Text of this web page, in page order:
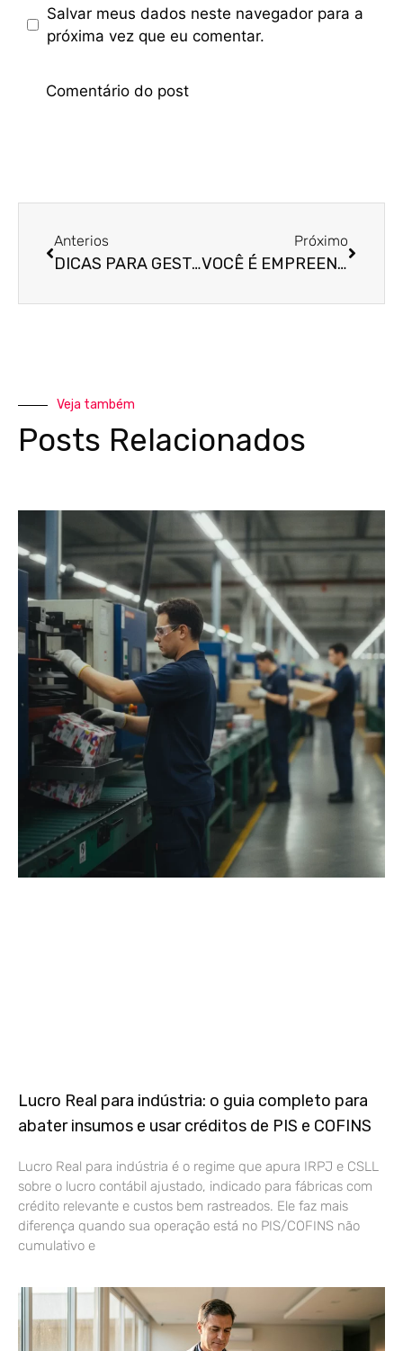
Salvar meus dados neste navegador para a
próxima vez que eu comentar.
Anterios
DICAS PARA GESTÃO FINANCEIRA DA EMPRESA
Próximo
VOCÊ É EMPREENDEDOR OU ESTÁ PENSANDO EM INICIAR NESTA JORNADA?
Veja também
Posts Relacionados
Lucro Real para indústria: o guia completo para
abater insumos e usar créditos de PIS e COFINS
Lucro Real para indústria é o regime que apura IRPJ e CSLL
sobre o lucro contábil ajustado, indicado para fábricas com
crédito relevante e custos bem rastreados. Ele faz mais
diferença quando sua operação está no PIS/COFINS não
cumulativo e